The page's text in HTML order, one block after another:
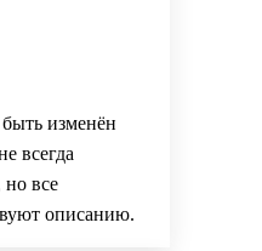
изменён
всегда
но все
описанию.